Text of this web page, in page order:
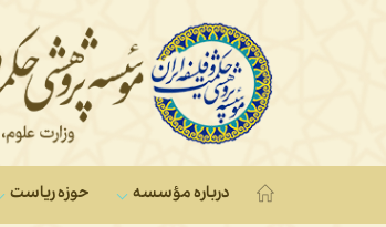
درباره مؤسسه حوزه ریاست